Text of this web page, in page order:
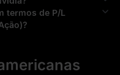
termos de P/L